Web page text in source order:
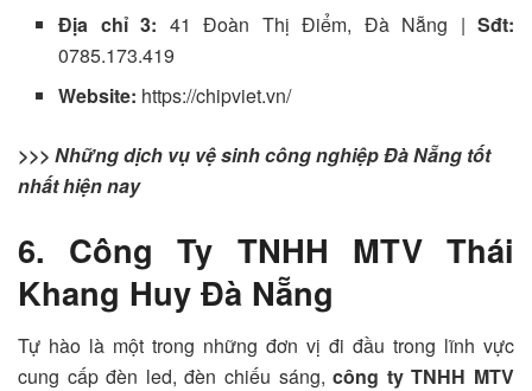
Địa chỉ 3: 41 Đoàn Thị Điểm, Đà Nẵng |Sđt:
0785.173.419
Website: https://chipviet.vn/
>>> Những dịch vụ vệ sinh công nghiệp Đà Nẵng tốt
nhất hiện nay
6. Công Ty TNHH MTV Thái
Khang Huy Đà Nẵng
Tự hào là một trong những đơn vị đi đầu trong lĩnh vực
cung cấp đèn led, đèn chiếu sáng,công ty TNHH MTV